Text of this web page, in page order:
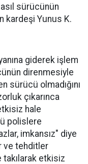
sürücünün
kardeşi Yunus K.
giderek işlem
direnmesiyle
sürücü olmadığını
çıkarınca
hale
polislere
imkansız" diye
ve tehditler
etkisiz